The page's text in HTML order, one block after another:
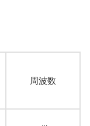
周波数